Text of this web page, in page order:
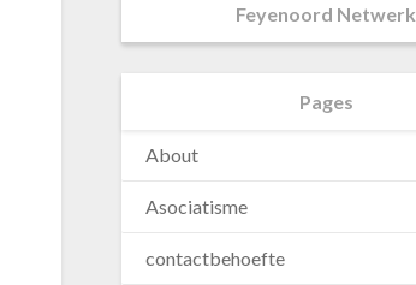
Feyenoord Netwerk
Pages
About
Asociatisme
contactbehoefte